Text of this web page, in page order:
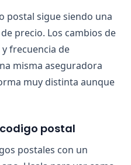
postal sigue siendo una
precio. Los cambios de
frecuencia de
misma aseguradora
muy distinta aunque
postal
postales con un